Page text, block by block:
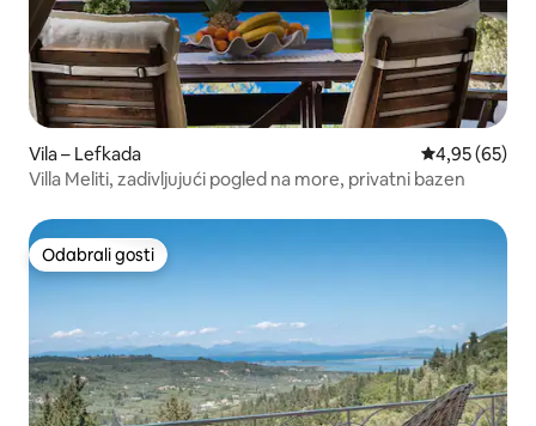
Vila – Lefkada Prosječna
4,95 (65)
Villa Meliti, zadivljujući pogled na more, privatni bazen
Odabrali gosti
Odabrali gosti